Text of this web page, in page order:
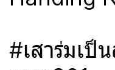
#เสาร่มเป็